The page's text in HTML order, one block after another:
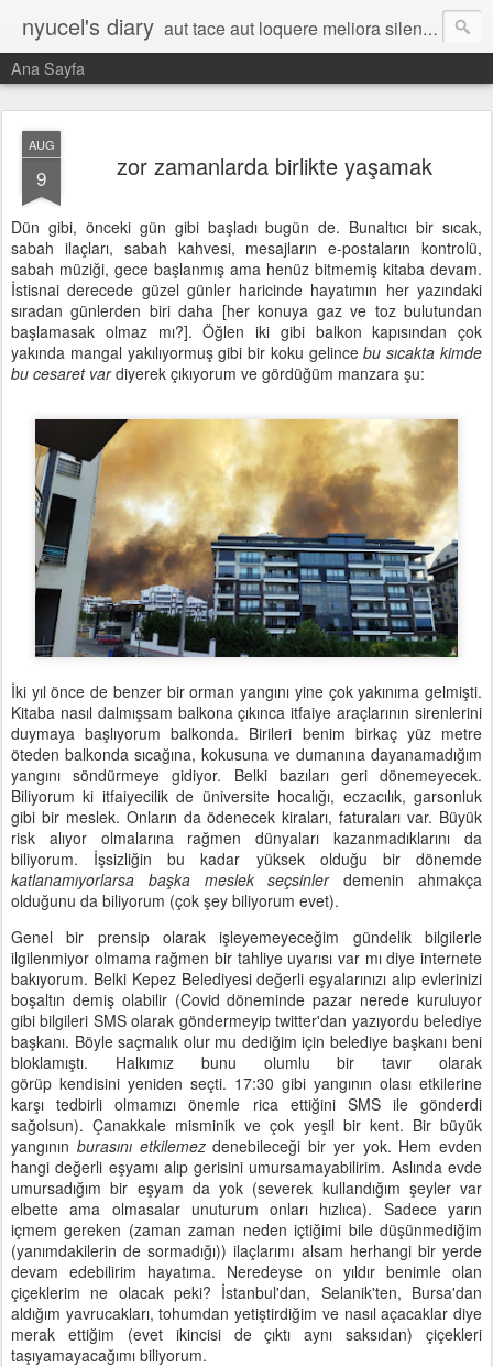
nyucel's diary aut tace aut loquere meliora silentio
Ana Sayfa
AUG
9 zor zamanlarda birlikte yaşamak
Dün gibi, önceki gün gibi başladı bugün de. Bunaltıcı bir sıcak,
sabah ilaçları, sabah kahvesi, mesajların e-postaların kontrolü,
sabah müziği, gece başlanmış ama henüz bitmemiş kitaba devam.
İstisnai derecede güzel günler haricinde hayatımın her yazındaki
sıradan günlerden biri daha [her konuya gaz ve toz bulutundan
başlamasak olmaz mı?]. Öğlen iki gibi balkon kapısından çok
yakında mangal yakılıyormuş gibi bir koku gelincebu sıcakta kimde
bu cesaret vardiyerek çıkıyorum ve gördüğüm manzara şu:
İki yıl önce de benzer bir orman yangını yine çok yakınıma gelmişti.
Kitaba nasıl dalmışsam balkona çıkınca itfaiye araçlarının sirenlerini
duymaya başlıyorum balkonda. Birileri benim birkaç yüz metre
öteden balkonda sıcağına, kokusuna ve dumanına dayanamadığım
yangını söndürmeye gidiyor. Belki bazıları geri dönemeyecek.
Biliyorum ki itfaiyecilik de üniversite hocalığı, eczacılık, garsonluk
gibi bir meslek. Onların da ödenecek kiraları, faturaları var. Büyük
risk alıyor olmalarına rağmen dünyaları kazanmadıklarını da
biliyorum. İşsizliğin bu kadar yüksek olduğu bir dönemde
katlanamıyorlarsa başka meslek seçsinlerdemenin ahmakça
olduğunu da biliyorum (çok şey biliyorum evet).
Genel bir prensip olarak işleyemeyeceğim gündelik bilgilerle
ilgilenmiyor olmama rağmen bir tahliye uyarısı var mı diye internete
bakıyorum. Belki Kepez Belediyesi değerli eşyalarınızı alıp evlerinizi
boşaltın demiş olabilir (Covid döneminde pazar nerede kuruluyor
gibi bilgileri SMS olarak göndermeyip twitter'dan yazıyordu belediye
başkanı. Böyle saçmalık olur mu dediğim için belediye başkanı beni
bloklamıştı. Halkımız bunu olumlu bir tavır olarak
görüp kendisini yeniden seçti. 17:30 gibi yangının olası etkilerine
karşı tedbirli olmamızı önemle rica ettiğini SMS ile gönderdi
sağolsun). Çanakkale misminik ve çok yeşil bir kent. Bir büyük
yangının burasını etkilemezdenebileceği bir yer yok. Hem evden
hangi değerli eşyamı alıp gerisini umursamayabilirim. Aslında evde
umursadığım bir eşyam da yok (severek kullandığım şeyler var
elbette ama olmasalar unuturum onları hızlıca). Sadece yarın
içmem gereken (zaman zaman neden içtiğimi bile düşünmediğim
(yanımdakilerin de sormadığı)) ilaçlarımı alsam herhangi bir yerde
devam edebilirim hayatıma. Neredeyse on yıldır benimle olan
çiçeklerim ne olacak peki? İstanbul'dan, Selanik'ten, Bursa'dan
aldığım yavrucakları, tohumdan yetiştirdiğim ve nasıl açacaklar diye
merak ettiğim (evet ikincisi de çıktı aynı saksıdan) çiçekleri
taşıyamayacağımı biliyorum.